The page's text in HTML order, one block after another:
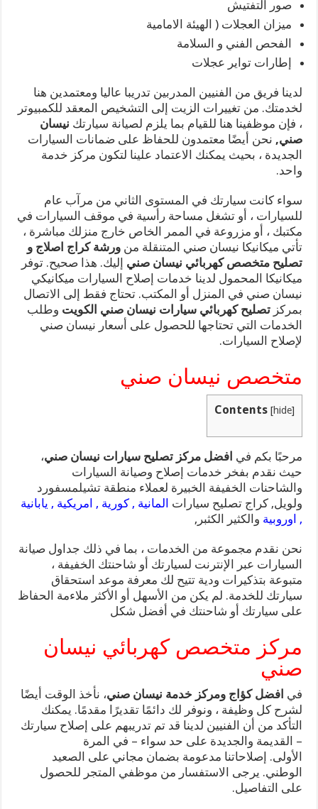
صور التفتيش
ميزان العجلات ( الهيئة الامامية
الفحص الفني و السلامة
إطارات تواير عجلات
لدينا فريق من الفنيين المدربين تدريبا عاليا ومعتمدين هنا
لخدمتك. من تغييرات الزيت إلى التشخيص المعقد للكمبيوتر
، فإن موظفينا هنا للقيام بما يلزم لصيانة سيارتك نيسان
صني, نحن أيضًا معتمدون للحفاظ على ضمانات السيارات
الجديدة ، بحيث يمكنك الاعتماد علينا لتكون مركز خدمة
واحد.
سواء كانت سيارتك في المستوى الثاني من مرآب عام
للسيارات ، أو تشغل مساحة رأسية في موقف السيارات في
مكتبك ، أو مزروعة في الممر الخاص خارج منزلك مباشرة ،
تأتي ميكانيكا نيسان صني المتنقلة منورشة كراج اصلاج و
تصليح متخصص كهربائي نيسان صني إليك. هذا صحيح. توفر
ميكانيكا المحمول لدينا خدمات إصلاح السيارات ميكانيكي
نيسان صني في المنزل أو المكتب. تحتاج فقط إلى الاتصال
بمركزتصليح كهربائي سيارات نيسان صني الكويت وطلب
الخدمات التي تحتاجها للحصول على أسعار نيسان صني
لإصلاح السيارات.
متخصص نيسان صني
Contents [hide]
مرحبًا بكم في افضل مركز تصليح سيارات نيسان صني،
حيث نقدم بفخر خدمات إصلاح وصيانة السيارات
والشاحنات الخفيفة الخبيرة لعملاء منطقة تشيلمسفورد
ولويل, كراج تصليح سيارات المانية , كورية , امريكية , يابانية
, اوروبية والكثير الكثبر,
نحن نقدم مجموعة من الخدمات ، بما في ذلك جداول صيانة
السيارات عبر الإنترنت لسيارتك أو شاحنتك الخفيفة ،
متبوعة بتذكيرات ودية تتيح لك معرفة موعد استحقاق
سيارتك للخدمة. لم يكن من الأسهل أو الأكثر ملاءمة الحفاظ
على سيارتك أو شاحنتك في أفضل شكل
مركز متخصص كهربائي نيسان
صني
في افضل كؤاج ومركز خدمة نيسان صني، نأخذ الوقت أيضًا
لشرح كل وظيفة ، ونوفر لك دائمًا تقديرًا مقدمًا. يمكنك
التأكد من أن الفنيين لدينا قد تم تدريبهم على إصلاح سيارتك
– القديمة والجديدة على حد سواء – في المرة
الأولى. إصلاحاتنا مدعومة بضمان مجاني على الصعيد
الوطني. يرجى الاستفسار من موظفي المتجر للحصول
على التفاصيل.